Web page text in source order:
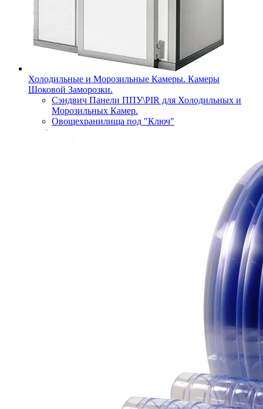
Холодильные и Морозильные Камеры. Камеры
Шоковой Заморозки.
Сэндвич Панели ППУ\PIR для Холодильных и
Морозильных Камер.
Овощехранилища под "Ключ"